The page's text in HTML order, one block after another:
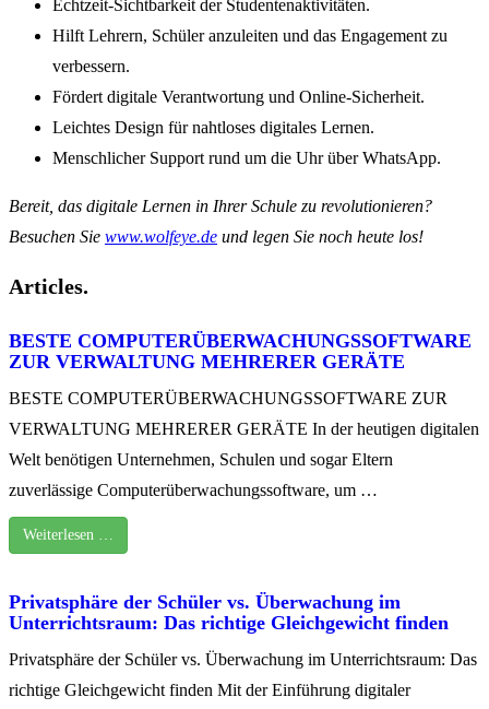
Echtzeit-Sichtbarkeit der Studentenaktivitäten.
Hilft Lehrern, Schüler anzuleiten und das Engagement zu
verbessern.
Fördert digitale Verantwortung und Online-Sicherheit.
Leichtes Design für nahtloses digitales Lernen.
Menschlicher Support rund um die Uhr über WhatsApp.
Bereit, das digitale Lernen in Ihrer Schule zu revolutionieren?
Besuchen Sie www.wolfeye.de und legen Sie noch heute los!
Articles.
BESTE COMPUTERÜBERWACHUNGSSOFTWARE
ZUR VERWALTUNG MEHRERER GERÄTE
BESTE COMPUTERÜBERWACHUNGSSOFTWARE ZUR
VERWALTUNG MEHRERER GERÄTE In der heutigen digitalen
Welt benötigen Unternehmen, Schulen und sogar Eltern
zuverlässige Computerüberwachungssoftware, um …
Weiterlesen …
Privatsphäre der Schüler vs. Überwachung im
Unterrichtsraum: Das richtige Gleichgewicht finden
Privatsphäre der Schüler vs. Überwachung im Unterrichtsraum: Das
richtige Gleichgewicht finden Mit der Einführung digitaler